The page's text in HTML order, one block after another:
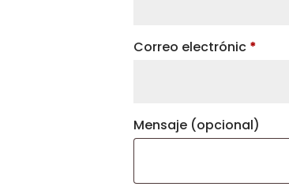
Correo electrónic *
Mensaje (opcional)